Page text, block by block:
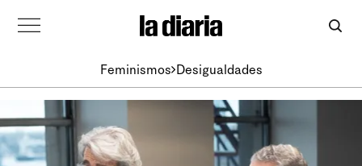
Feminismos Desigualdades